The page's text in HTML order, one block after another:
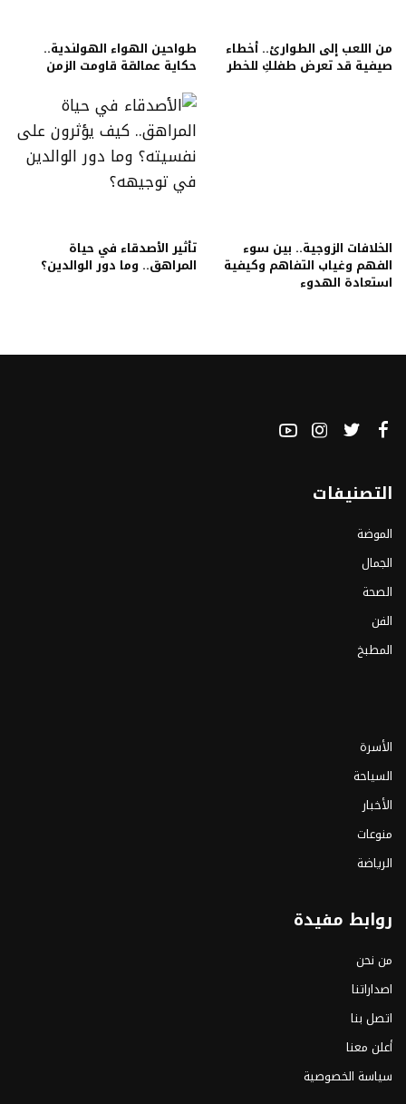
من اللعب إلى الطوارئ.. أخطاء
صيفية قد تعرض طفلكِ للخطر
طواحين الهواء الهولندية..
حكاية عمالقة قاومت الزمن
الخلافات الزوجية.. بين سوء
الفهم وغياب التفاهم وكيفية
استعادة الهدوء
تأثير الأصدقاء في حياة
المراهق.. وما دور الوالدين؟
التصنيفات
الموضة
الجمال
الصحة
الفن
المطبخ
الأسرة
السياحة
الأخبار
منوعات
الرياضة
روابط مفيدة
من نحن
اصداراتنا
اتصل بنا
أعلن معنا
سياسة الخصوصية